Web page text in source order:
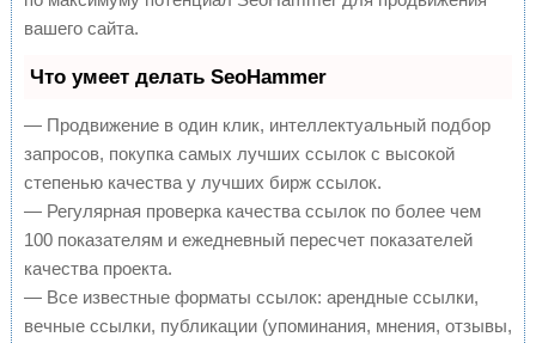
вашего сайта.
Что умеет делать SeoHammer
— Продвижение в один клик, интеллектуальный подбор
запросов, покупка самых лучших ссылок с высокой
степенью качества у лучших бирж ссылок.
— Регулярная проверка качества ссылок по более чем
100 показателям и ежедневный пересчет показателей
качества проекта.
— Все известные форматы ссылок: арендные ссылки,
вечные ссылки, публикации (упоминания, мнения, отзывы,